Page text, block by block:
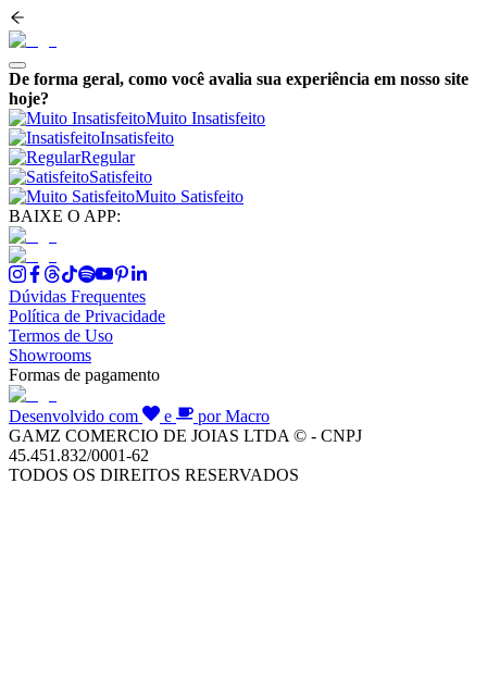
De forma geral, como você avalia sua experiência em nosso site
hoje?
Muito Insatisfeito
Insatisfeito
Regular
Satisfeito
Muito Satisfeito
BAIXE O APP:
Dúvidas Frequentes
Política de Privacidade
Termos de Uso
Showrooms
Formas de pagamento
Desenvolvido com e
por Macro
GAMZ COMERCIO DE JOIAS LTDA © - CNPJ
45.451.832/0001-62
TODOS OS DIREITOS RESERVADOS